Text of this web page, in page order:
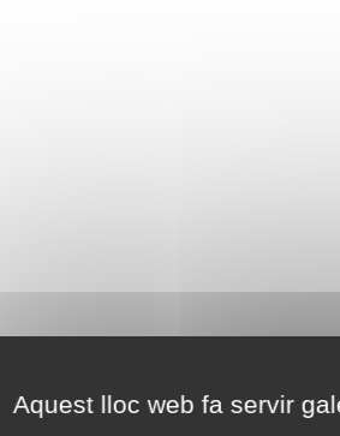
Aquest lloc web fa servir